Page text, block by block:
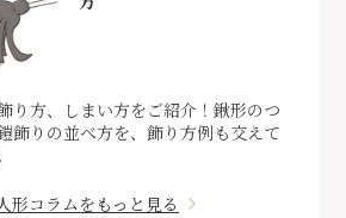
り方、しまい方をご紹介！鍬形のつ
飾りの並べ方を、飾り方例も交えて
形コラムをもっと見る